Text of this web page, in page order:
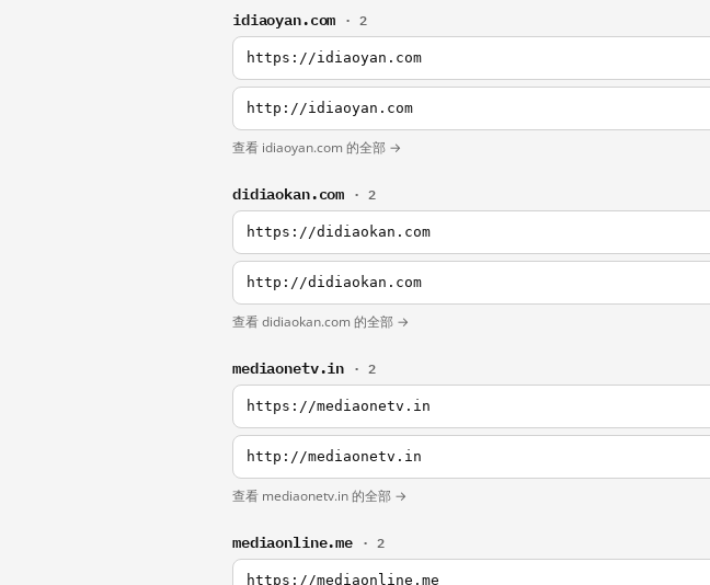
idiaoyan.com · 2
https://idiaoyan.com
http://idiaoyan.com
查看 idiaoyan.com 的全部 →
didiaokan.com · 2
https://didiaokan.com
http://didiaokan.com
查看 didiaokan.com 的全部 →
mediaonetv.in · 2
https://mediaonetv.in
http://mediaonetv.in
查看 mediaonetv.in 的全部 →
mediaonline.me · 2
https://mediaonline.me